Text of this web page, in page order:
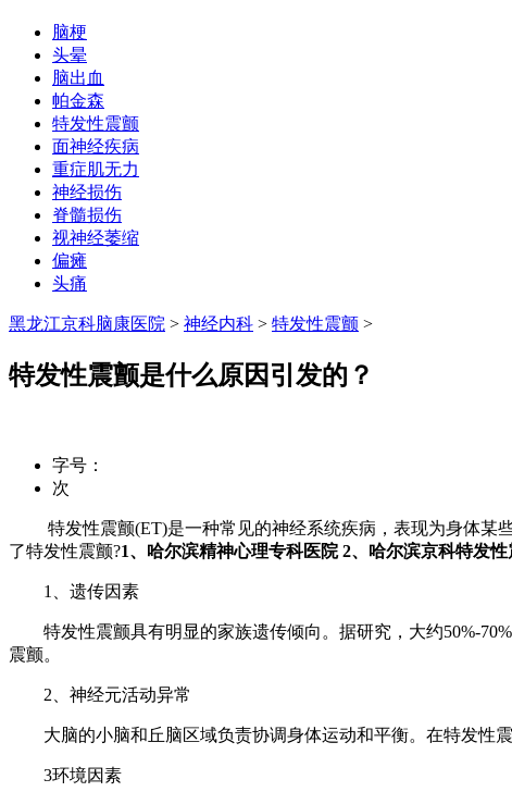
脑梗
头晕
脑出血
帕金森
特发性震颤
面神经疾病
重症肌无力
神经损伤
脊髓损伤
视神经萎缩
偏瘫
头痛
黑龙江京科脑康医院 > 神经内科 > 特发性震颤 >
特发性震颤是什么原因引发的？
字号：
次
特发性震颤(ET)是一种常见的神经系统疾病，表现为身体某些
了特发性震颤?1、哈尔滨精神心理专科医院 2、哈尔滨京科特发
1、遗传因素
特发性震颤具有明显的家族遗传倾向。据研究，大约50%-
震颤。
2、神经元活动异常
大脑的小脑和丘脑区域负责协调身体运动和平衡。在特发性震
3环境因素